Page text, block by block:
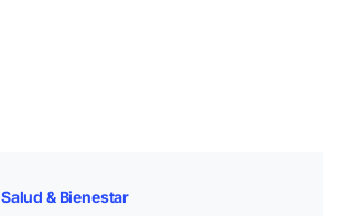
Salud & Bienestar